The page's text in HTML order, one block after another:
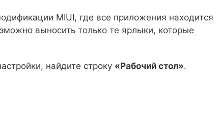
MIUI, где все приложения находится
выносить только те ярлыки, которые
найдите строку «Рабочий стол».